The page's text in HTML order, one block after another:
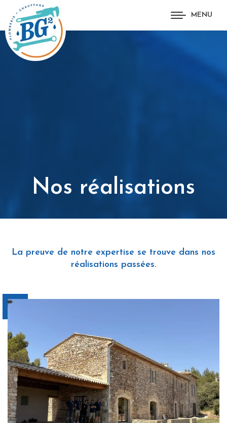
MENU
Nos réalisations
La preuve de notre expertise se trouve dans nos
réalisations passées.